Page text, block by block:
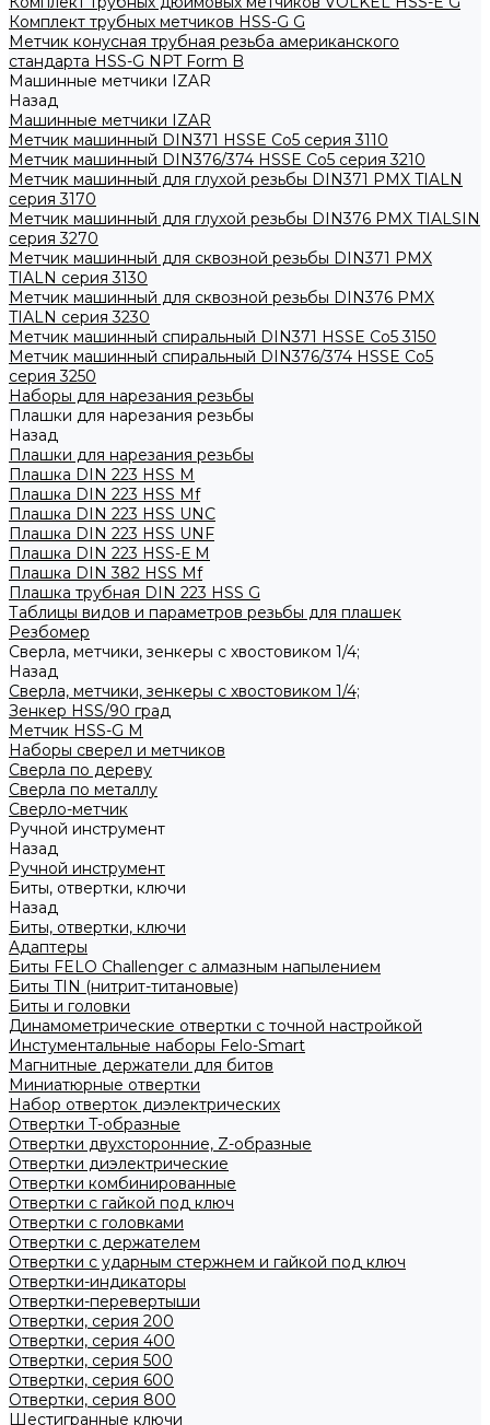
Комплект трубных метчиков HSS-G G
Метчик конусная трубная резьба американского
стандарта HSS-G NPT Form B
Машинные метчики IZAR
Назад
Машинные метчики IZAR
Метчик машинный DIN371 HSSE Co5 серия 3110
Метчик машинный DIN376/374 HSSE Co5 серия 3210
Метчик машинный для глухой резьбы DIN371 PMX TIALN
серия 3170
Метчик машинный для глухой резьбы DIN376 PMX TIALSIN
серия 3270
Метчик машинный для сквозной резьбы DIN371 PMX
TIALN серия 3130
Метчик машинный для сквозной резьбы DIN376 PMX
TIALN серия 3230
Метчик машинный спиральный DIN371 HSSE Co5 3150
Метчик машинный спиральный DIN376/374 HSSE Co5
серия 3250
Наборы для нарезания резьбы
Плашки для нарезания резьбы
Назад
Плашки для нарезания резьбы
Плашка DIN 223 HSS M
Плашка DIN 223 HSS Mf
Плашка DIN 223 HSS UNC
Плашка DIN 223 HSS UNF
Плашка DIN 223 HSS-Е M
Плашка DIN 382 HSS Mf
Плашка трубная DIN 223 HSS G
Таблицы видов и параметров резьбы для плашек
Резбомер
Сверла, метчики, зенкеры с хвостовиком 1/4;
Назад
Сверла, метчики, зенкеры с хвостовиком 1/4;
Зенкер HSS/90 град
Метчик HSS-G М
Наборы сверел и метчиков
Сверла по дереву
Сверла по металлу
Сверло-метчик
Ручной инструмент
Назад
Ручной инструмент
Биты, отвертки, ключи
Назад
Биты, отвертки, ключи
Адаптеры
Биты FELO Challenger с алмазным напылением
Биты TIN (нитрит-титановые)
Биты и головки
Динамометрические отвертки с точной настройкой
Инстументальные наборы Felo-Smart
Магнитные держатели для битов
Миниатюрные отвертки
Набор отверток диэлектрических
Отвертки T-образные
Отвертки двухсторонние, Z-образные
Отвертки диэлектрические
Отвертки комбинированные
Отвертки с гайкой под ключ
Отвертки с головками
Отвертки с держателем
Отвертки с ударным стержнем и гайкой под ключ
Отвертки-индикаторы
Отвертки-перевертыши
Отвертки, серия 200
Отвертки, серия 400
Отвертки, серия 500
Отвертки, серия 600
Отвертки, серия 800
Шестигранные ключи